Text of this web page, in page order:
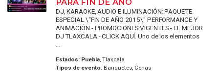
DJ, KARAOKE, AUDIO E ILUMINACIÓN: PAQUETE
ESPECIAL \"FIN DE AÑO 2015\" PERFORMANCE Y
ANIMACIÓN.- PROMOCIONES VIGENTES.- EL MEJOR
DJ TLAXCALA.- CLICK AQUÍ. Uno de los elementos
Estados: Puebla, Tlaxcala
Tipos de evento:Banquetes, Cenas